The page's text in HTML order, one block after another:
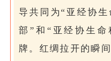
导共同为“亚经协
部”和“亚经协生
牌。红绸拉开的瞬